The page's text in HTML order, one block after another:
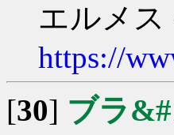
エルメ
https://
[30] ブラ